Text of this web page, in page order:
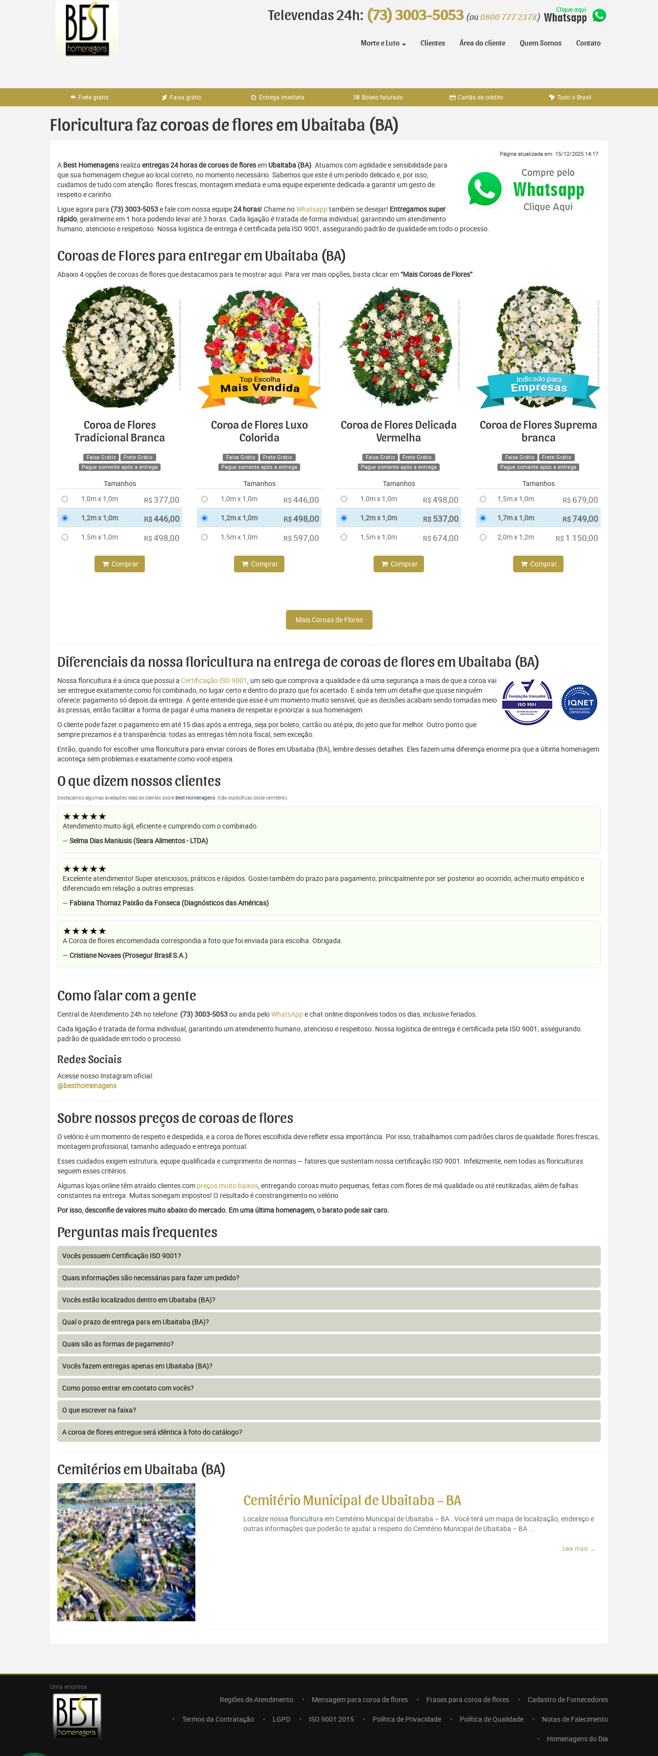
Televendas 24h: (73) 3003-5053 (ou 0800 777 2378)
Morte e Luto Clientes Área do cliente Quem Somos Contato
Frete grátis Faixa grátis Entrega imediata Boleto faturado Cartão de crédito Todo o Brasil
Floricultura faz coroas de flores em Ubaitaba (BA)
Página atualizada em: 15/12/2025 14:17
A Best Homenagens realiza entregas 24 horas de coroas de floresem Ubaitaba (BA). Atuamos com agilidade e sensibilidade para
que sua homenagem chegue ao local correto, no momento necessário. Sabemos que este é um período delicado e, por isso,
cuidamos de tudo com atenção: flores frescas, montagem imediata e uma equipe experiente dedicada a garantir um gesto de
respeito e carinho.
Ligue agora para (73) 3003-5053e fale com nossa equipe24 horas! Chame noWhatsapptambém se desejar! Entregamos super
rápido, geralmente em 1 hora podendo levar até 3 horas. Cada ligação é tratada de forma individual, garantindo um atendimento
humano, atencioso e respeitoso. Nossa logística de entrega é certificada pela ISO 9001, assegurando padrão de qualidade em todo o processo.
Coroas de Flores para entregar em Ubaitaba (BA)
Abaixo 4 opções de coroas de flores que destacamos para te mostrar aqui. Para ver mais opções, basta clicar em“Mais Coroas de Flores”.
Coroa de Flores
Tradicional Branca
Faixa Grátis
Frete Grátis
Pague somente após a entrega
Tamanhos
1,0m x 1,0m
R$ 377,00
1,2m x 1,0m R$446,00
1,5m x 1,0m R$ 498,00
Comprar
Coroa de Flores Luxo
Colorida
Faixa Grátis
Frete Grátis
Pague somente após a entrega
Tamanhos
1,0m x 1,0m
R$ 446,00
1,2m x 1,0m R$498,00
1,5m x 1,0m R$ 597,00
Comprar
Coroa de Flores Delicada
Vermelha
Faixa Grátis
Frete Grátis
Pague somente após a entrega
Tamanhos
1,0m x 1,0m
R$ 498,00
1,2m x 1,0m R$ 537,00
1,5m x 1,0m R$ 674,00
Comprar
Coroa de Flores Suprema
branca
Faixa Grátis
Frete Grátis
Pague somente após a entrega
Tamanhos
1,5m x 1,0m
R$ 679,00
1,7m x 1,0m R$749,00
2,0m x 1,2m R$ 1.150,00
Comprar
Mais Coroas de Flores
Diferenciais da nossa floricultura na entrega de coroas de flores em Ubaitaba (BA)
Nossa floricultura é a única que possui a Certificação ISO 9001, um selo que comprova a qualidade e dá uma segurança a mais de que a coroa vai
ser entregue exatamente como foi combinado, no lugar certo e dentro do prazo que foi acertado. E ainda tem um detalhe que quase ninguém
oferece: pagamento só depois da entrega. A gente entende que esse é um momento muito sensível, que as decisões acabam sendo tomadas meio
às pressas, então facilitar a forma de pagar é uma maneira de respeitar e priorizar a sua homenagem.
O cliente pode fazer o pagamento em até 15 dias após a entrega, seja por boleto, cartão ou até pix, do jeito que for melhor. Outro ponto que
sempre prezamos é a transparência: todas as entregas têm nota fiscal, sem exceção.
Então, quando for escolher uma floricultura para enviar coroas de flores em Ubaitaba (BA), lembre desses detalhes. Eles fazem uma diferença enorme pra que a última homenagem
aconteça sem problemas e exatamente como você espera.
O que dizem nossos clientes
Destacamos algumas avaliações reais de clientes sobreBest Homenagens. (não específicas deste cemitério).
★★★★★
Atendimento muito ágil, eficiente e cumprindo com o combinado.
— Selma Dias Maniusis (Seara Alimentos - LTDA)
★★★★★
Excelente atendimento! Super atenciosos, práticos e rápidos. Gostei também do prazo para pagamento, principalmente por ser posterior ao ocorrido, achei muito empático e
diferenciado em relação a outras empresas.
— Fabiana Thomaz Paixão da Fonseca (Diagnósticos das Américas)
★★★★★
A Coroa de flores encomendada correspondia a foto que foi enviada para escolha. Obrigada.
— Cristiane Novaes (Prosegur Brasil S.A.)
Como falar com a gente
Central de Atendimento 24h no telefone: (73) 3003-5053ou ainda peloWhatsAppe chat online disponíveis todos os dias, inclusive feriados.
Cada ligação é tratada de forma individual, garantindo um atendimento humano, atencioso e respeitoso. Nossa logística de entrega é certificada pela ISO 9001, assegurando
padrão de qualidade em todo o processo.
Redes Sociais
Acesse nosso Instagram oficial:
@besthomenagens
Sobre nossos preços de coroas de flores
O velório é um momento de respeito e despedida, e a coroa de flores escolhida deve refletir essa importância. Por isso, trabalhamos com padrões claros de qualidade: flores frescas,
montagem profissional, tamanho adequado e entrega pontual.
Esses cuidados exigem estrutura, equipe qualificada e cumprimento de normas — fatores que sustentam nossa certificação ISO 9001. Infelizmente, nem todas as floriculturas
seguem esses critérios.
Algumas lojas online têm atraído clientes com preços muito baixos, entregando coroas muito pequenas, feitas com flores de má qualidade ou até reutilizadas, além de falhas
constantes na entrega. Muitas sonegam impostos! O resultado é constrangimento no velório.
Por isso, desconfie de valores muito abaixo do mercado. Em uma última homenagem, o barato pode sair caro.
Perguntas mais frequentes
Vocês possuem Certificação ISO 9001?
Quais informações são necessárias para fazer um pedido?
Vocês estão localizados dentro em Ubaitaba (BA)?
Qual o prazo de entrega para em Ubaitaba (BA)?
Quais são as formas de pagamento?
Vocês fazem entregas apenas em Ubaitaba (BA)?
Como posso entrar em contato com vocês?
O que escrever na faixa?
A coroa de flores entregue será idêntica à foto do catálogo?
Cemitérios em Ubaitaba (BA)
Cemitério Municipal de Ubaitaba – BA
Localize nossa floricultura em Cemitério Municipal de Ubaitaba – BA . Você terá um mapa de localização, endereço e
outras informações que poderão te ajudar a respeito do Cemitério Municipal de Ubaitaba – BA ...
Leia mais →
Uma empresa
Regiões de Atendimento Mensagem para coroa de flores Frases para coroa de flores Cadastro de Fornecedores
Termos da Contratação LGPD ISO 9001:2015 Política de Privacidade Política de Qualidade Notas de Falecimento
Homenagens do Dia